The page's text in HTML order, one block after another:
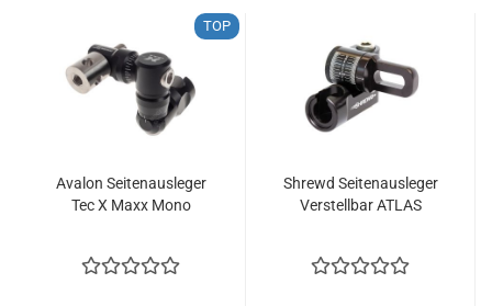
TOP
Avalon Seitenausleger
Tec X Maxx Mono
Shrewd Seitenausleger
Verstellbar ATLAS